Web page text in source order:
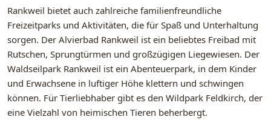
Rankweil bietet auch zahlreiche familienfreundliche
Freizeitparks und Aktivitäten, die für Spaß und Unterhaltung
sorgen. Der Alvierbad Rankweil ist ein beliebtes Freibad mit
Rutschen, Sprungtürmen und großzügigen Liegewiesen. Der
Waldseilpark Rankweil ist ein Abenteuerpark, in dem Kinder
und Erwachsene in luftiger Höhe klettern und schwingen
können. Für Tierliebhaber gibt es den Wildpark Feldkirch, der
eine Vielzahl von heimischen Tieren beherbergt.